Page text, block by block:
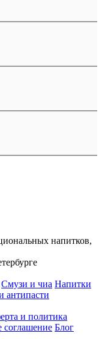
напитков,
Смузи и чиа Напитки
антипасти
и политика
соглашение Блог